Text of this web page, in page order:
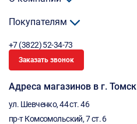
Покупателям
+7 (3822) 52-34-73
Заказать звонок
Адреса магазинов в г. Томск
ул. Шевченко, 44 ст. 46
пр-т Комсомольский, 7 ст. 6